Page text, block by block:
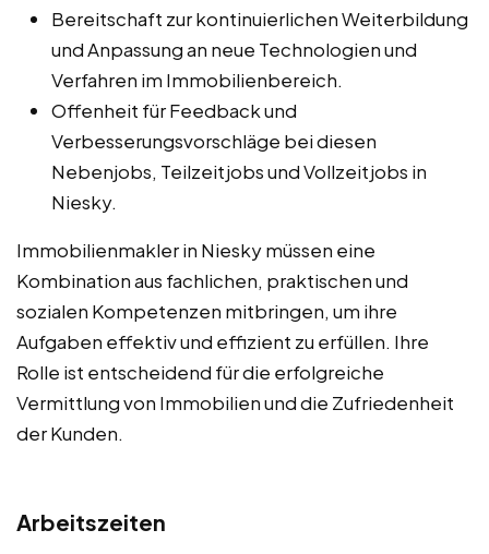
Bereitschaft zur kontinuierlichen Weiterbildung
und Anpassung an neue Technologien und
Verfahren im Immobilienbereich.
Offenheit für Feedback und
Verbesserungsvorschläge bei diesen
Nebenjobs, Teilzeitjobs und Vollzeitjobs in
Niesky.
Immobilienmakler in Niesky müssen eine
Kombination aus fachlichen, praktischen und
sozialen Kompetenzen mitbringen, um ihre
Aufgaben effektiv und effizient zu erfüllen. Ihre
Rolle ist entscheidend für die erfolgreiche
Vermittlung von Immobilien und die Zufriedenheit
der Kunden.
Arbeitszeiten